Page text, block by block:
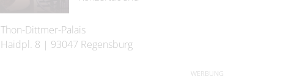
Thon-Dittmer-Palais
Haidpl. 8 | 93047 Regensburg
WERBUNG